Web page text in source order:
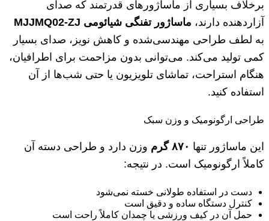
برخلاف بسیاری از ماساژورهای قدرتمند که صدای
آزاردهنده دارند، ماساژور تفنگی شیائومی
به لطف طراحی مهندسی‌شده و کاهش نویز، صدای بسیار
کمی تولید می‌کند. می‌توانی بدون مزاحمت برای اطرافیان،
هنگام استراحت، تماشای تلویزیون یا حتی شب‌ها از آن
استفاده کنید.
طراحی ارگونومیک و وزن سبک
این ماساژور تنها ۸۷۰ گرم وزن دارد و طراحی دسته آن
کاملاً ارگونومیک است. در نتیجه:
دست در استفاده طولانی خسته نمی‌شود
کنترل دستگاه ساده و دقیق است
حمل آن در کیف ورزشی یا چمدان کاملاً راحت است